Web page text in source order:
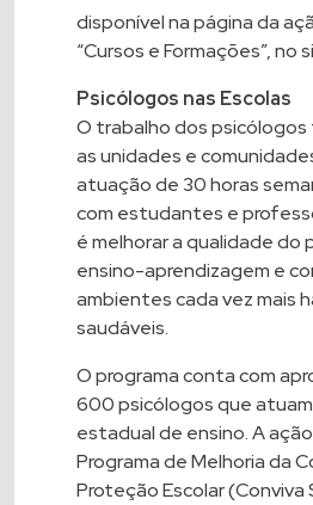
disponível na página da
“Cursos e Formações”, no
Psicólogos nas Escolas
O trabalho dos
as unidades e
atuação de 30 horas
com estudantes e
é melhorar a qualidade do
ensino-aprendizagem e
ambientes cada vez mais
saudáveis.
O programa conta com
600 psicólogos que
estadual de ensino. A
Programa de Melhoria da
Proteção Escolar (Conviva